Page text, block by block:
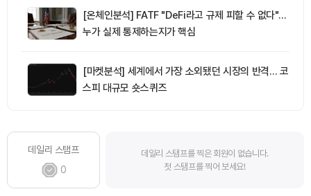
[온체인분석] FATF "DeFi라고 규제 피할 수 없다"…
누가 실제 통제하는지가 핵심
[마켓분석] 세계에서 가장 소외됐던 시장의 반격… 코
스피 대규모 숏스퀴즈
데일리 스탬프
0
데일리 스탬프를 찍은 회원이 없습니다.
첫 스탬프를 찍어 보세요!